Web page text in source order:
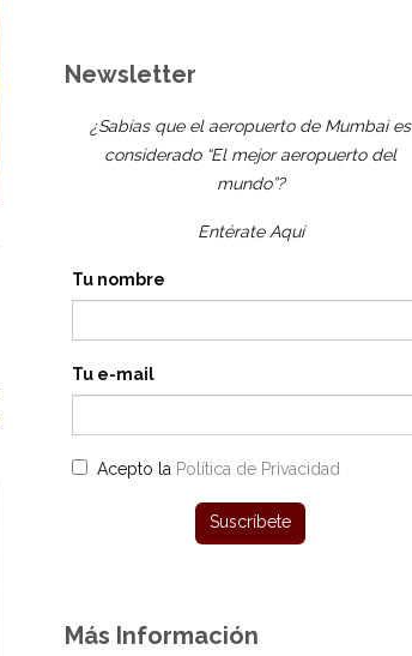
Newsletter
¿Sabías que el aeropuerto de Mumbai es
considerado “El mejor aeropuerto del
mundo”?
Entérate Aquí
Tu nombre
Tu e-mail
Acepto la Política de Privacidad
Más Información